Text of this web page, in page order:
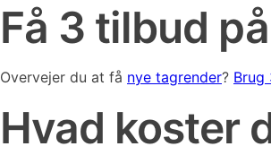
Få 3 tilbud
Overvejer du at få nye tagrender? Brug
Hvad koster